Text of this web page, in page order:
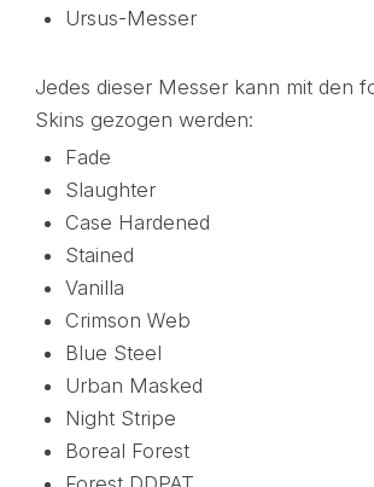
Ursus-Messer
Jedes dieser Messer kann mit den
Skins gezogen werden:
Fade
Slaughter
Case Hardened
Stained
Vanilla
Crimson Web
Blue Steel
Urban Masked
Night Stripe
Boreal Forest